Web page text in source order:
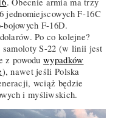
jednomiejscowych F-16C
F-16D.
Po co kolejne?
S-22 (w linii jest
z powoduwypadków
), nawet jeśli Polska
wciąż będzie
i myśliwskich.